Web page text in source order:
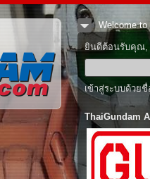
Welcome to
ยินดีต้อนรับคุณ,
เข้าสู่ระบบด้วย
ThaiGundam